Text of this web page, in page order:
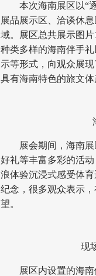
本次海南展区以“逐
展品展示区、洽谈休
域。展区总共展示图片
种类多样的海南伴手
示等形式，向观众展
具有海南特色的旅文体
展会期间，海南展
好礼等丰富多彩的活
浪体验沉浸式感受体
纪念，很多观众表示
望。
现
展区内设置的海南